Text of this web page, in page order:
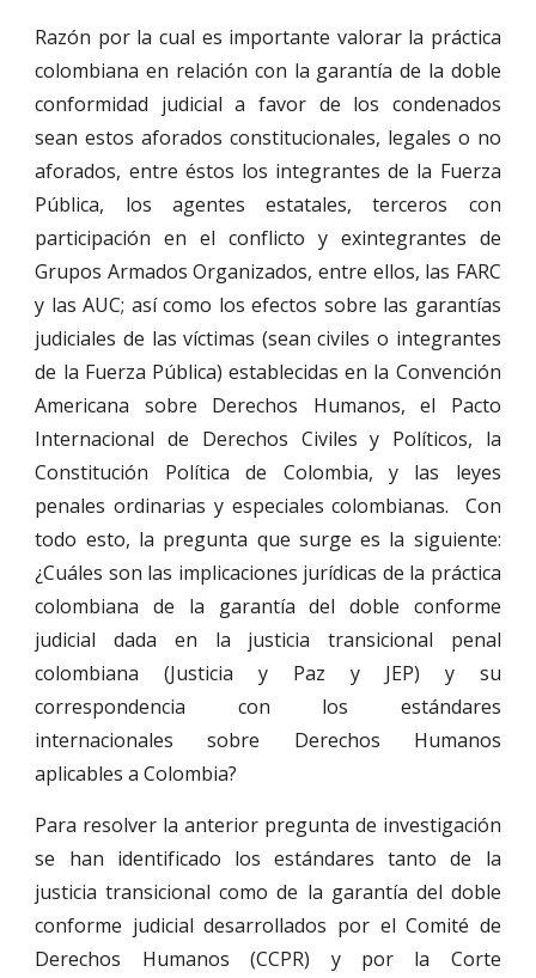
Razón por la cual es importante valorar la práctica
colombiana en relación con la garantía de la doble
conformidad judicial a favor de los condenados
sean estos aforados constitucionales, legales o no
aforados, entre éstos los integrantes de la Fuerza
Pública, los agentes estatales, terceros con
participación en el conflicto y exintegrantes de
Grupos Armados Organizados, entre ellos, las FARC
y las AUC; así como los efectos sobre las garantías
judiciales de las víctimas (sean civiles o integrantes
de la Fuerza Pública) establecidas en la Convención
Americana sobre Derechos Humanos, el Pacto
Internacional de Derechos Civiles y Políticos, la
Constitución Política de Colombia, y las leyes
penales ordinarias y especiales colombianas. Con
todo esto, la pregunta que surge es la siguiente:
¿Cuáles son las implicaciones jurídicas de la práctica
colombiana de la garantía del doble conforme
judicial dada en la justicia transicional penal
colombiana (Justicia y Paz y JEP) y su
correspondencia con los estándares
internacionales sobre Derechos Humanos
aplicables a Colombia?
Para resolver la anterior pregunta de investigación
se han identificado los estándares tanto de la
justicia transicional como de la garantía del doble
conforme judicial desarrollados por el Comité de
Derechos Humanos (CCPR) y por la Corte